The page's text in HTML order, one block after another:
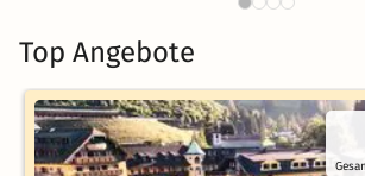
Top Angebote